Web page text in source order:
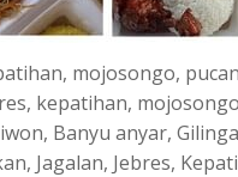
mojosongo,
kepatihan,
Banyu anyar,
Jagalan, Jebres,